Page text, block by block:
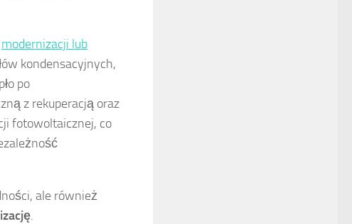
modernizacji lub
kondensacyjnych,
po
z rekuperacją oraz
fotowoltaicznej, co
ale również
.